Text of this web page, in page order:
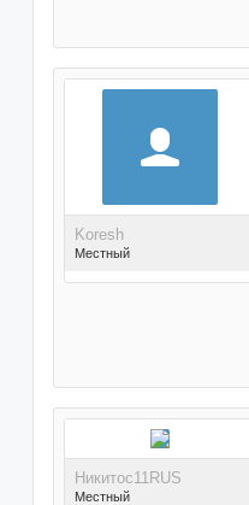
раз(а) в 163 сообщениях
Koresh
Местный
Поблагодарили 3 раз(а) в
3 сообщениях
Никитос11RUS
Местный